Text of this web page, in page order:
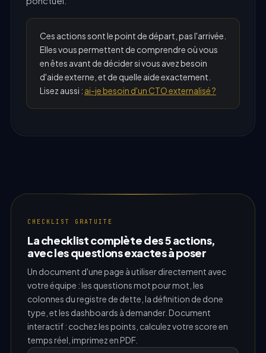
Ces actions sont le point de départ, pas l'arrivée.
Elles vous permettent de comprendre où vous
en êtes avant de décider si vous avez besoin
d'aide externe, et de quelle aide exactement.
Lisez aussi : ai-je besoin d'un CTO externalisé ?
CHECKLIST GRATUITE
La checklist complète des 5 actions,
avec les questions exactes à poser
Un document d'une page à utiliser directement avec
votre équipe : les questions mot pour mot, les
colonnes du registre de dette, la définition de done
type, et les dashboards à demander. Document
interactif : cochez les points, calculez votre score en
temps réel, imprimez en PDF.